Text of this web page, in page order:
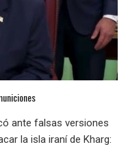
ante falsas versiones
la isla iraní de Kharg: